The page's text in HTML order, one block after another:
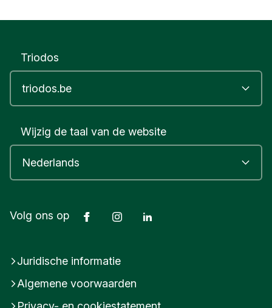
Triodos
Wijzig de taal van de website
Volg ons op FacebookInstagram
Juridische informatie
Algemene voorwaarden